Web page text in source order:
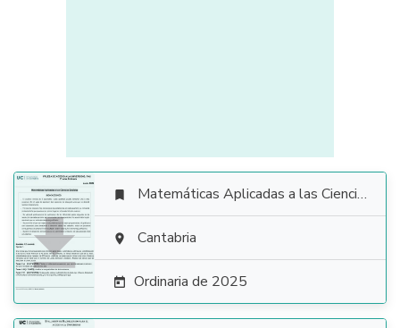

 Matemáticas Aplicadas a las Ciencias Sociales
 Cantabria
 Ordinaria de 2025